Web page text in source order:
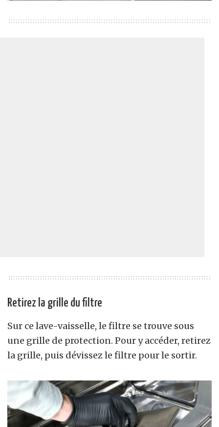
Retirez la grille du filtre
Sur ce lave-vaisselle, le filtre se trouve sous
une grille de protection. Pour y accéder, retirez
la grille, puis dévissez le filtre pour le sortir.